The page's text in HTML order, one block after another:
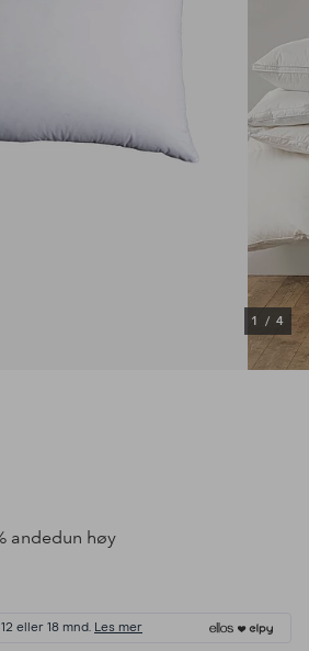
1 / 4
andedun høy
eller 18 mnd. Les mer